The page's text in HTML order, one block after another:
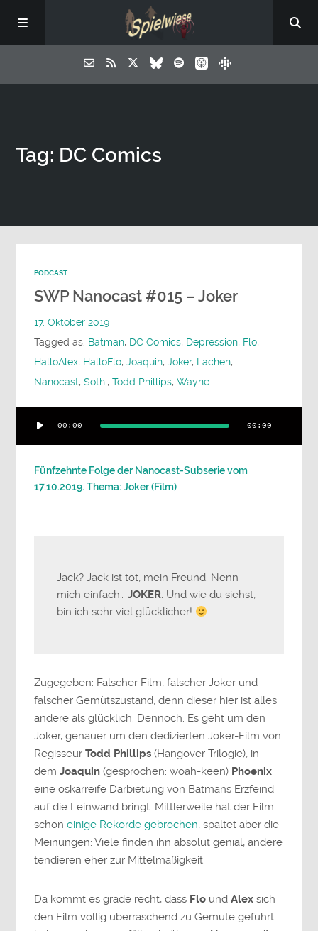
Tag: DC Comics
PODCAST
SWP Nanocast #015 – Joker
17. Oktober 2019
Tagged as: Batman, DC Comics, Depression, Flo,
HalloAlex, HalloFlo,Joaquin,Joker, Lachen,
Nanocast,Sothi,Todd Phillips,Wayne
Player
00:00 00:00
Fünfzehnte Folge der Nanocast-Subserie vom
17.10.2019. Thema: Joker (Film)
Jack? Jack ist tot, mein Freund. Nenn
mich einfach…JOKER. Und wie du siehst,
bin ich sehr viel glücklicher!
Zugegeben: Falscher Film, falscher Joker und
falscher Gemütszustand, denn dieser hier ist alles
andere als glücklich. Dennoch: Es geht um den
Joker, genauer um den dedizierten Joker-Film von
RegisseurTodd Phillips (Hangover-Trilogie), in
demJoaquin (gesprochen: woah-keen) Phoenix
eine oskarreife Darbietung von Batmans Erzfeind
auf die Leinwand bringt. Mittlerweile hat der Film
schoneinige Rekorde gebrochen, spaltet aber die
Meinungen: Viele finden ihn absolut genial, andere
tendieren eher zur Mittelmäßigkeit.
Da kommt es grade recht, dass Flo undAlex sich
den Film völlig überraschend zu Gemüte geführt